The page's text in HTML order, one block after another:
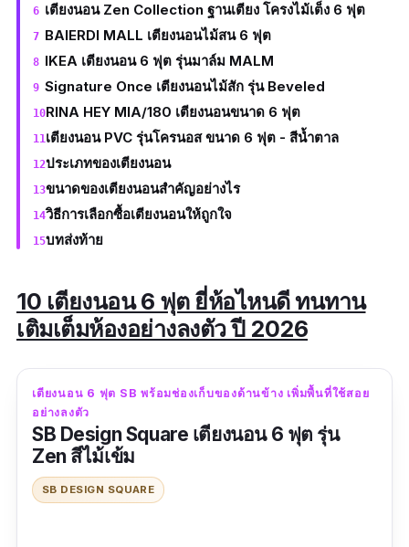
เตียงนอน Zen Collection ฐานเตียง โครงไม้เต็ง 6 ฟุต
BAIERDI MALL เตียงนอนไม้สน 6 ฟุต
IKEA เตียงนอน 6 ฟุต รุ่นมาล์ม MALM
Signature Once เตียงนอนไม้สัก รุ่น Beveled
RINA HEY MIA/180 เตียงนอนขนาด 6 ฟุต
เตียงนอน PVC รุ่นโครนอส ขนาด 6 ฟุต - สีน้ำตาล
ประเภทของเตียงนอน
ขนาดของเตียงนอนสำคัญอย่างไร
วิธีการเลือกซื้อเตียงนอนให้ถูกใจ
บทส่งท้าย
10 เตียงนอน 6 ฟุต ยี่ห้อไหนดี ทนทาน
เติมเต็มห้องอย่างลงตัว ปี 2026
เตียงนอน 6 ฟุต SB พร้อมช่องเก็บของด้านข้าง เพิ่มพื้นที่ใช้สอย
อย่างลงตัว
SB Design Square เตียงนอน 6 ฟุต รุ่น
Zen สีไม้เข้ม
SB DESIGN SQUARE